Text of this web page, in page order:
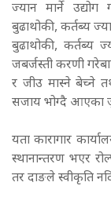
ज्यान मार्ने
बुढाथोकी, कर्तब्य
बुढाथोकी, कर्तब्य
जबर्जस्ती करणी
र जीउ मास्ने बेच्ने
सजाय भोग्दै आएका
यता कारागार
स्थानान्तरण भएर
तर दाङले स्वीकृति